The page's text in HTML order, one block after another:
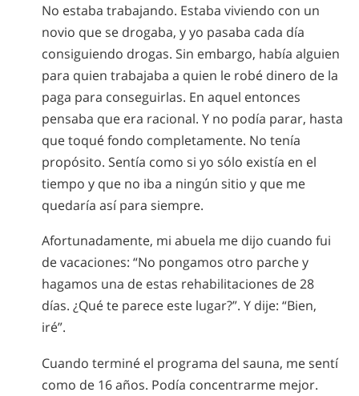
No estaba trabajando. Estaba viviendo con un
novio que se drogaba, y yo pasaba cada día
consiguiendo drogas. Sin embargo, había alguien
para quien trabajaba a quien le robé dinero de la
paga para conseguirlas. En aquel entonces
pensaba que era racional. Y no podía parar, hasta
que toqué fondo completamente. No tenía
propósito. Sentía como si yo sólo existía en el
tiempo y que no iba a ningún sitio y que me
quedaría así para siempre.
Afortunadamente, mi abuela me dijo cuando fui
de vacaciones: “No pongamos otro parche y
hagamos una de estas rehabilitaciones de 28
días. ¿Qué te parece este lugar?”. Y dije: “Bien,
iré”.
Cuando terminé el programa del sauna, me sentí
como de 16 años. Podía concentrarme mejor.